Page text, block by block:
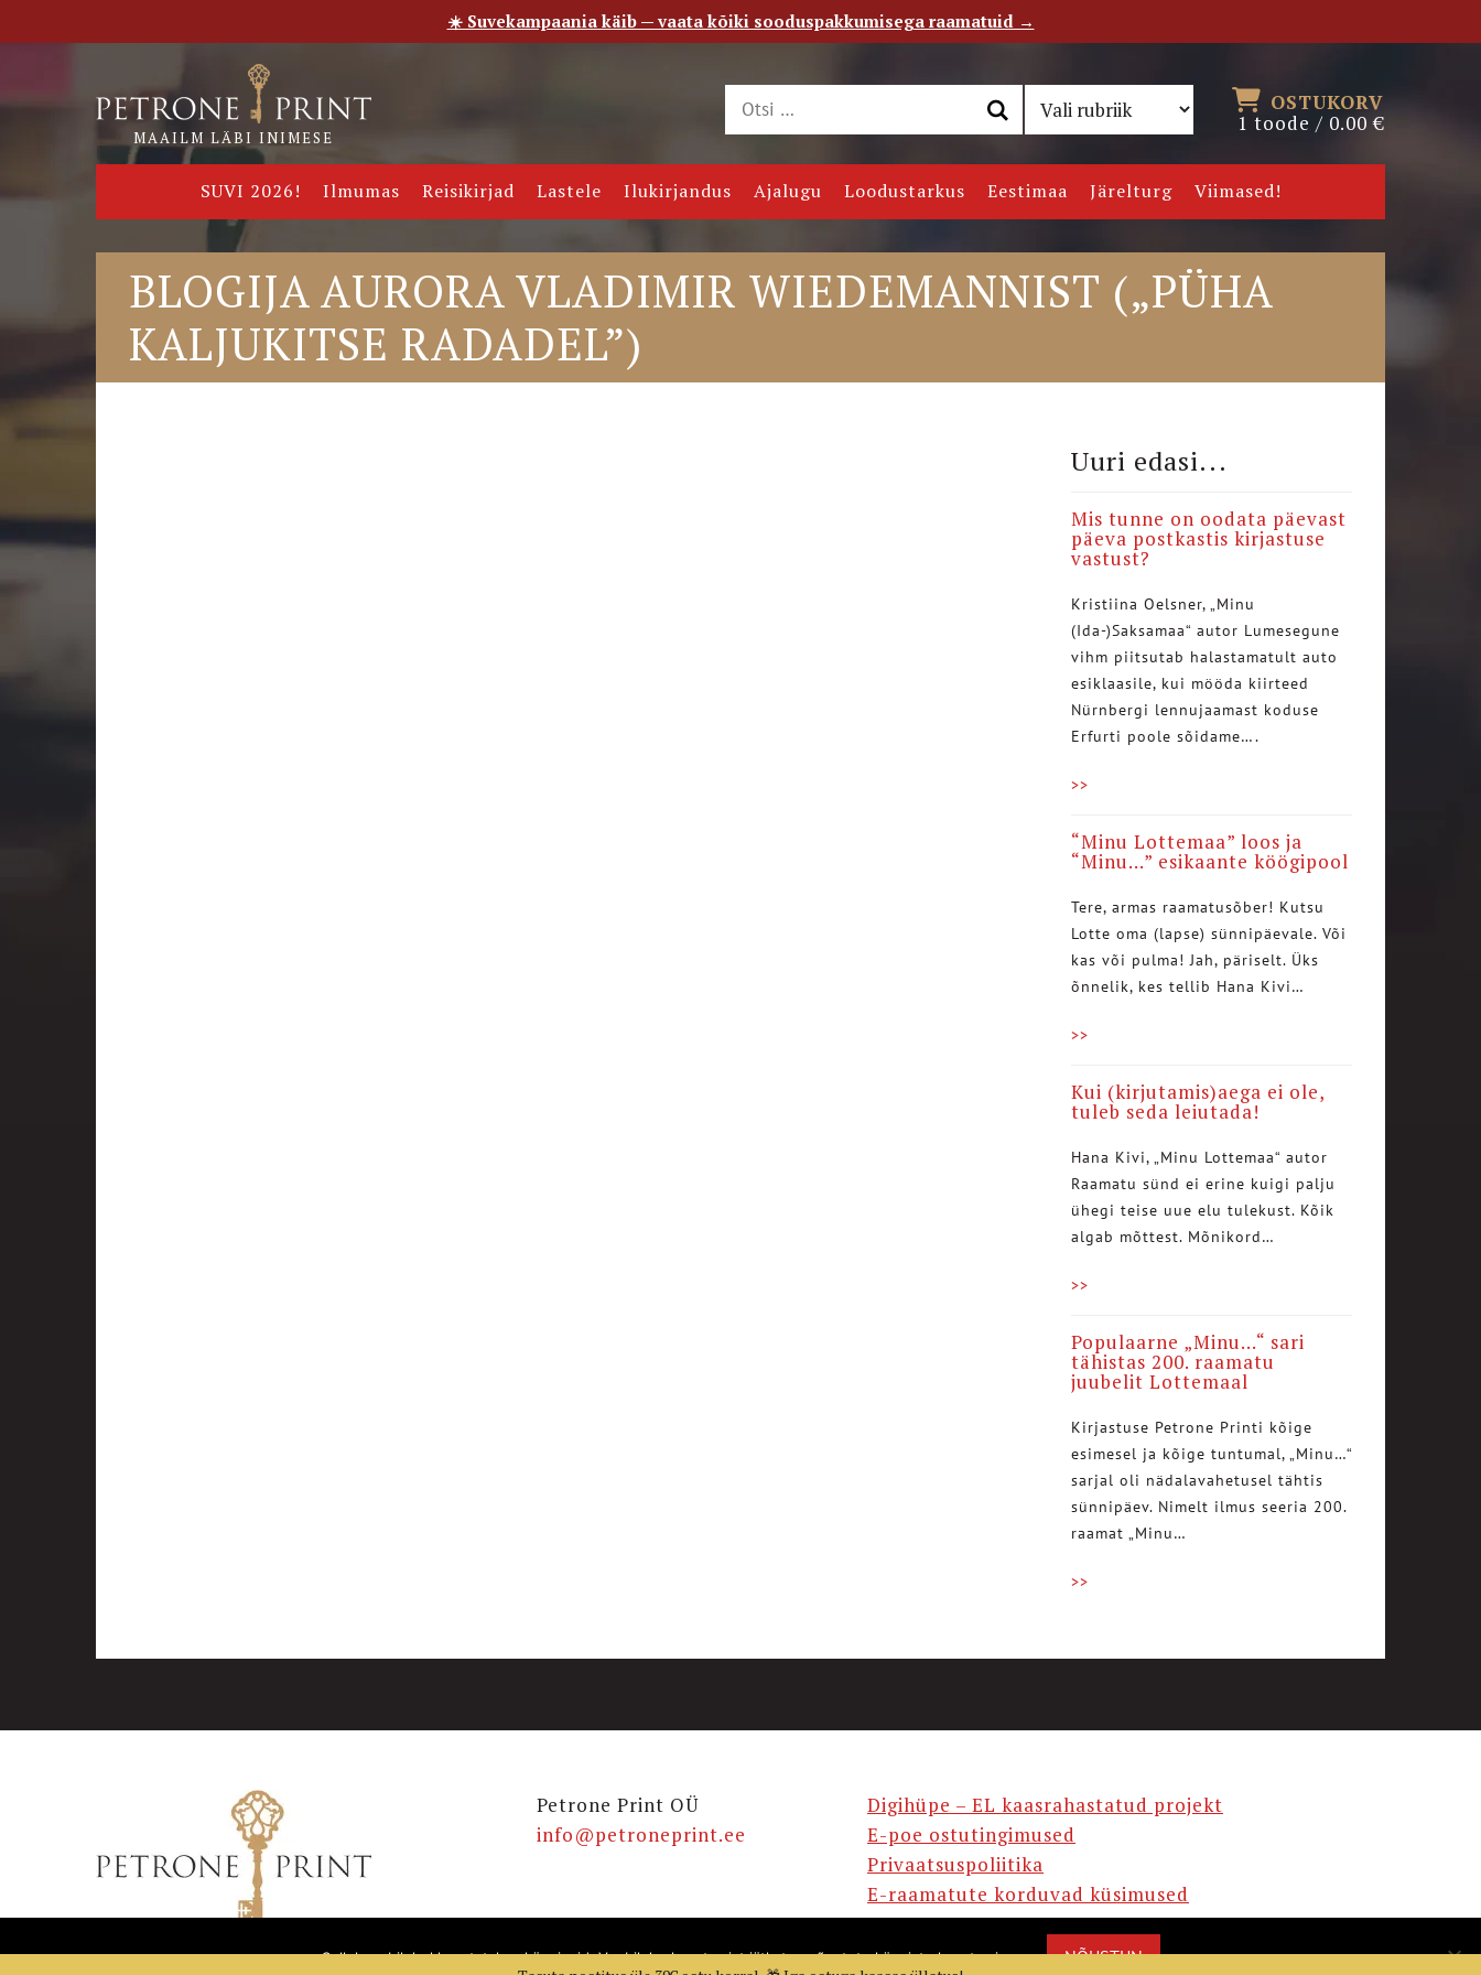
Meie saade Kontakt
MAAILM LÄBI INIMESE
OSTUKORV
1 toode / 0.00€
SUVI 2026! Ilmumas Reisikirjad Lastele Ilukirjandus Ajalugu Loodustarkus Eestimaa Järelturg Viimased!
BLOGIJA AURORA VLADIMIR WIEDEMANNIST („PÜHA
KALJUKITSE RADADEL”)
Uuri edasi...
Mis tunne on oodata päevast
päeva postkastis kirjastuse
vastust?
Kristiina Oelsner, „Minu
(Ida-)Saksamaa“ autor Lumesegune
vihm piitsutab halastamatult auto
esiklaasile, kui mööda kiirteed
Nürnbergi lennujaamast koduse
Erfurti poole sõidame….
>>
“Minu Lottemaa” loos ja
“Minu…” esikaante köögipool
Tere, armas raamatusõber! Kutsu
Lotte oma (lapse) sünnipäevale. Või
kas või pulma! Jah, päriselt. Üks
õnnelik, kes tellib Hana Kivi…
>>
Kui (kirjutamis)aega ei ole,
tuleb seda leiutada!
Hana Kivi, „Minu Lottemaa“ autor
Raamatu sünd ei erine kuigi palju
ühegi teise uue elu tulekust. Kõik
algab mõttest. Mõnikord…
>>
Populaarne „Minu…“ sari
tähistas 200. raamatu
juubelit Lottemaal
Kirjastuse Petrone Printi kõige
esimesel ja kõige tuntumal, „Minu…“
sarjal oli nädalavahetusel tähtis
sünnipäev. Nimelt ilmus seeria 200.
raamat „Minu…
>>
Petrone Print OÜ
info@petroneprint.ee
Digihüpe – EL kaasrahastatud projekt
E-poe ostutingimused
Privaatsuspoliitika
E-raamatute korduvad küsimused
☀️ Suvekampaania käib — vaata kõiki sooduspakkumisega raamatuid →
Sellel veebilehel kasutatakse küpsiseid. Veebilehe kasutamist jätkates nõustute küpsiste kasutamisega. NÕUSTUN